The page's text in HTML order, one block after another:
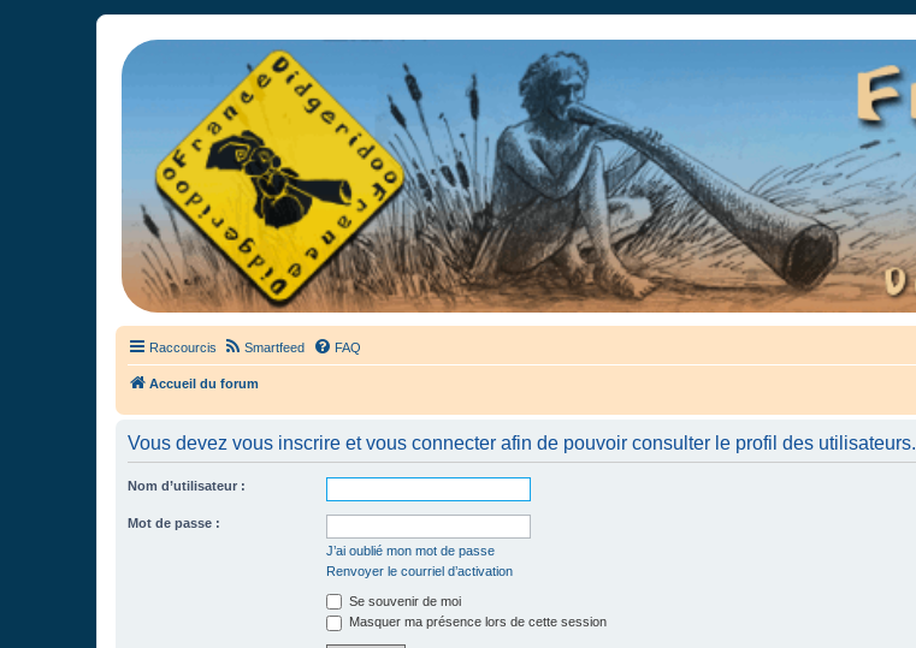
France Didgeridoo
Didgeridoo et Guimbarde sur France Didgeridoo - retrouvez la communauté.
Raccourcis Smartfeed FAQ
Accueil du forum
Vous devez vous inscrire et vous connecter afin de pouvoir consulter le profil des utilisateurs.
Nom d’utilisateur :
Mot de passe :
J’ai oublié mon mot de passe
Renvoyer le courriel d’activation
Se souvenir de moi
Masquer ma présence lors de cette session